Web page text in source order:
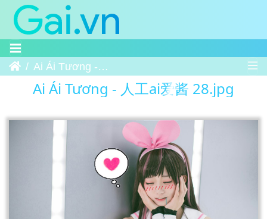
Trang chủAi Ái Tương - 人工ai爱酱 28
Ai Ái Tương - 人工ai爱酱 28.jpg